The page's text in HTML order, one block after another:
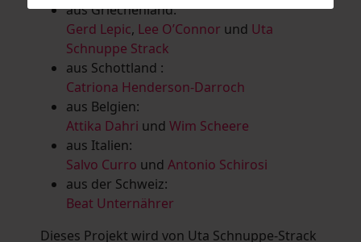
aus Griechenland:
Gerd Lepic, Lee O’Connor und Uta
Schnuppe Strack
aus Schottland :
Catriona Henderson-Darroch
aus Belgien:
Attika Dahri und Wim Scheere
aus Italien:
Salvo Curro und Antonio Schirosi
aus der Schweiz:
Beat Unternährer
Dieses Projekt wird von Uta Schnuppe-Strack